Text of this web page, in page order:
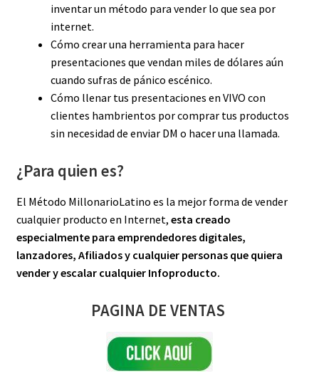
inventar un método para vender lo que sea por
internet.
Cómo crear una herramienta para hacer
presentaciones que vendan miles de dólares aún
cuando sufras de pánico escénico.
Cómo llenar tus presentaciones en VIVO con
clientes hambrientos por comprar tus productos
sin necesidad de enviar DM o hacer una llamada.
¿Para quien es?
El Método MillonarioLatino es la mejor forma de vender
cualquier producto en Internet, esta creado
especialmente para emprendedores digitales,
lanzadores, Afiliados y cualquier personas que quiera
vender y escalar cualquier Infoproducto.
PAGINA DE VENTAS